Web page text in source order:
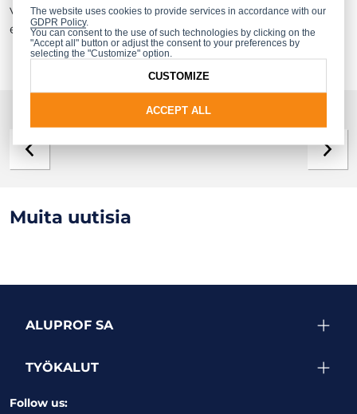
vahvisti yrityksen asemaa kestävän rakentamisen
edelläkävijänä.
Muita uutisia
ALUPROF SA
TYÖKALUT
Follow us:
The website uses cookies to provide services in accordance with our
GDPR Policy.
You can consent to the use of such technologies by clicking on the
"Accept all" button or adjust the consent to your preferences by
selecting the "Customize" option.
ACCEPT ALL
CUSTOMIZE